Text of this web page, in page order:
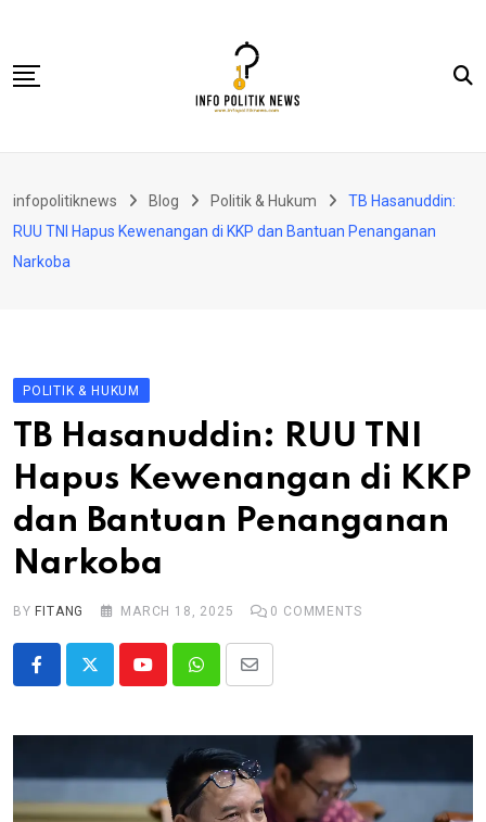
content
Politik & Hukum
infopolitiknews Blog Politik & Hukum
TB Hasanuddin:
RUU TNI Hapus Kewenangan di KKP dan Bantuan Penanganan
Narkoba
POLITIK & HUKUM
TB Hasanuddin: RUU TNI
Hapus Kewenangan di KKP
dan Bantuan Penanganan
Narkoba
BY FITANG MARCH 18, 2025 0 COMMENTS
YoutubeWhatsappShare
Email